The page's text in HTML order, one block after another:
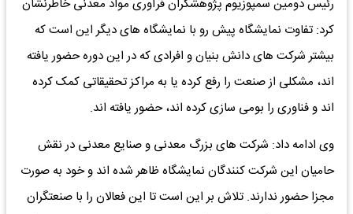
رئیس دومین سمپوزیوم پژوهشگران فرآوری مواد معدنی خاطرنشان
کرد: تفاوت نمایشگاه پیش رو با نمایشگاه های دیگر این است که
بیشتر شرکت های دانش بنیان و افرادی که در این دوره حضور یافته
اند، مشکلی از صنعت را رفع کرده یا به مراکز تحقیقاتی کمک کرده
اند و فناوری را بومی سازی کرده اند، حضور یافته اند.
وی ادامه داد: شرکت های بزرگ معدنی و صنایع معدنی در نقش
حامیان این شرکت کنندگان نمایشگاه ظاهر شده اند و خود به صورت
مجزا حضور ندارند. تلاش بر این است تا این فعالان را با صنعتگران